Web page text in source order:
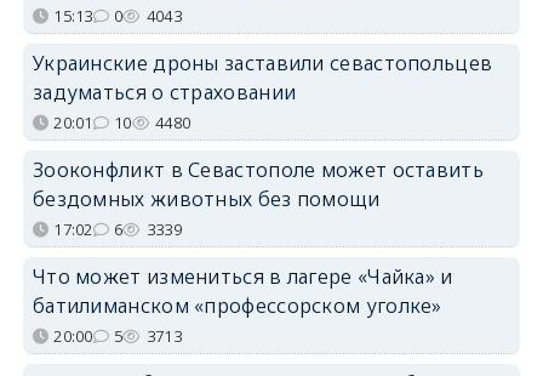
15:13 0 4043
Украинские дроны заставили севастопольцев
задуматься о страховании
20:01 10 4480
Зооконфликт в Севастополе может оставить
бездомных животных без помощи
17:02 6 3339
Что может измениться в лагере «Чайка» и
батилиманском «профессорском уголке»
20:00 5 3713